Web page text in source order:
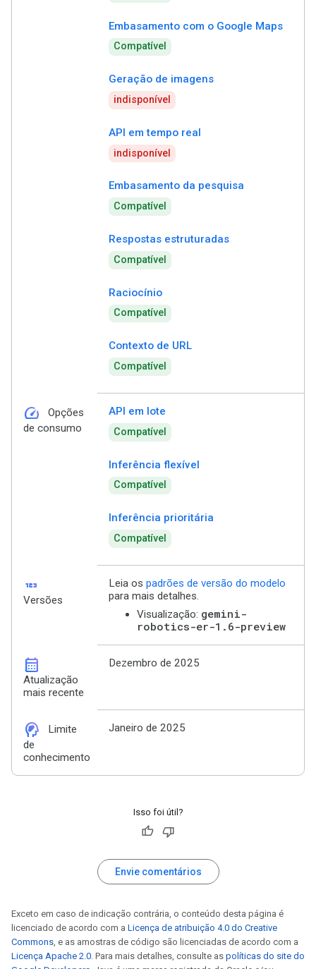
Embasamento com o Google Maps
Compatível
Geração de imagens
indisponível
API em tempo real
indisponível
Embasamento da pesquisa
Compatível
Respostas estruturadas
Compatível
Raciocínio
Compatível
Contexto de URL
Compatível
speed
Opções
de consumo
API em lote
Compatível
Inferência flexível
Compatível
Inferência prioritária
Compatível
123
Versões
Leia os padrões de versão do modelo
para mais detalhes.
Visualização: gemini-
robotics-er-1.6-preview
calendar_month
Atualização
mais recente
Dezembro de 2025
cognition_2
Limite
de
conhecimento
Janeiro de 2025
Isso foi útil?
Envie comentários
Exceto em caso de indicação contrária, o conteúdo desta página é
licenciado de acordo com a Licença de atribuição 4.0 do Creative
Commons, e as amostras de código são licenciadas de acordo com a
Licença Apache 2.0. Para mais detalhes, consulte as políticas do site do